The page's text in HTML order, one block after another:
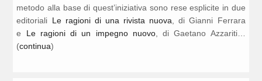
metodo alla base di quest’iniziativa sono rese esplicite in due
editoriali Le ragioni di una rivista nuova , di Gianni Ferrara
e Le ragioni di un impegno nuovo, di Gaetano Azzariti…
(continua)